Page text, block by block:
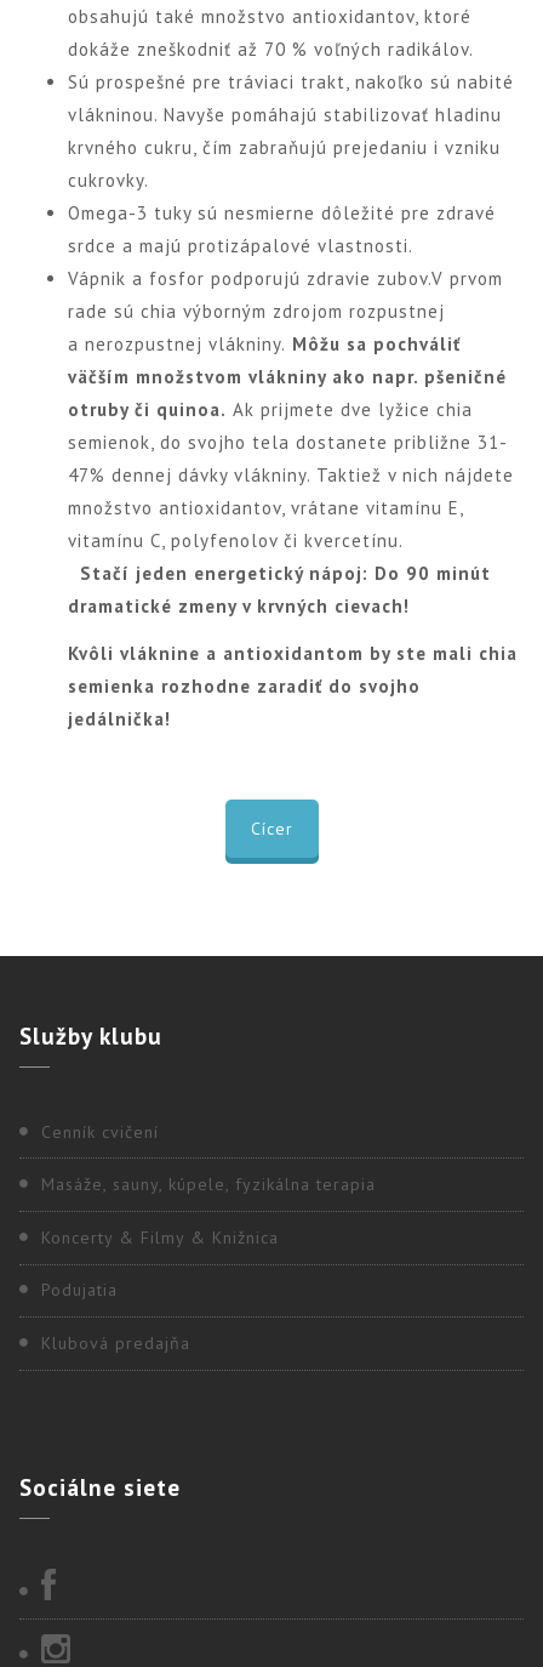
obsahujú také množstvo antioxidantov, ktoré
dokáže zneškodniť až 70 % voľných radikálov.
Sú prospešné pre tráviaci trakt, nakoľko sú nabité
vlákninou. Navyše pomáhajú stabilizovať hladinu
krvného cukru, čím zabraňujú prejedaniu i vzniku
cukrovky.
Omega-3 tuky sú nesmierne dôležité pre zdravé
srdce a majú protizápalové vlastnosti.
Vápnik a fosfor podporujú zdravie zubov.V prvom
rade sú chia výborným zdrojom rozpustnej
a nerozpustnej vlákniny. Môžu sa pochváliť
väčším množstvom vlákniny ako napr. pšeničné
otruby či quinoa. Ak prijmete dve lyžice chia
semienok, do svojho tela dostanete približne 31-
47% dennej dávky vlákniny. Taktiežv nich nájdete
množstvo antioxidantov, vrátane vitamínu E,
vitamínu C, polyfenolov či kvercetínu.
Stačí jeden energetický nápoj: Do 90 minút
dramatické zmeny v krvných cievach!
Kvôli vláknine a antioxidantom by ste mali chia
semienka rozhodne zaradiť do svojho
jedálnička!
Cícer
Službyklubu
Cenník cvičení
Masáže, sauny, kúpele, fyzikálna terapia
Koncerty & Filmy & Knižnica
Podujatia
Klubová predajňa
Sociálne siete